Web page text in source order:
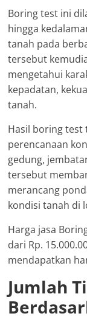
Boring test ini
hingga
tanah pada
tersebut
mengetahui
kepadatan,
tanah.
Hasil boring test
perencanaan
gedung,
tersebut
merancang
kondisi tanah di
Harga jasa
dari Rp.
mendapatkan
Jumlah